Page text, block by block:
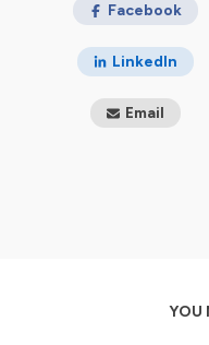
confidentialitepour
Facebook
LinkedIn
Email
YOU